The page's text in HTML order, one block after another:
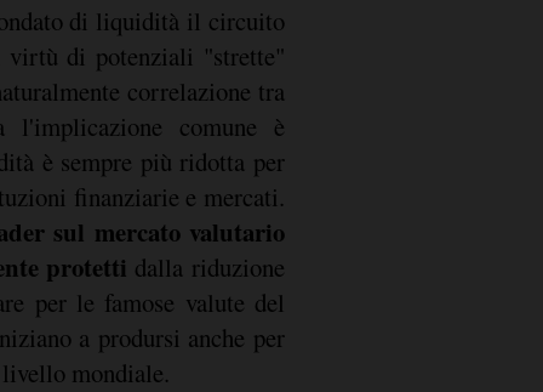
di liquidità il circuito
virtù di potenziali "strette"
correlazione tra
l'implicazione comune è
è sempre più ridotta per
finanziarie e mercati.
sul mercato valutario
protetti dalla riduzione
per le famose valute del
a prodursi anche per
mondiale.